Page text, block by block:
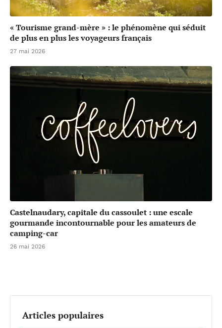
« Tourisme grand-mère » : le phénomène qui séduit
de plus en plus les voyageurs français
27 mai 2026
Castelnaudary, capitale du cassoulet : une escale
gourmande incontournable pour les amateurs de
camping-car
26 mai 2026
Articles populaires